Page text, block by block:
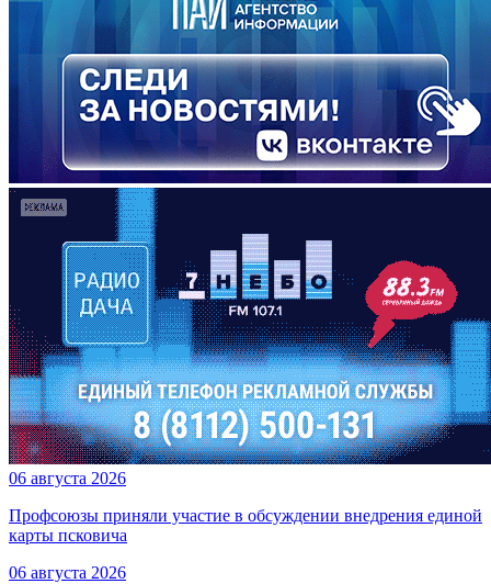
06 августа 2026
Профсоюзы приняли участие в обсуждении внедрения единой
карты псковича
06 августа 2026